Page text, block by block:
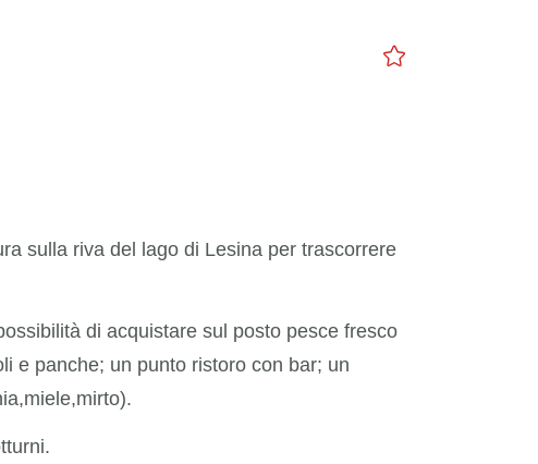
sulla riva del lago di Lesina per trascorrere
di acquistare sul posto pesce fresco
e panche; un punto ristoro con bar; un